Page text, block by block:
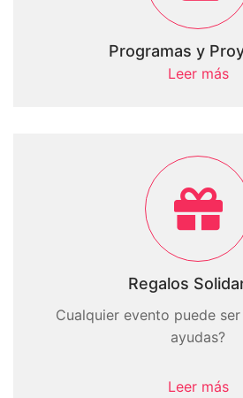
Programas y
Leer más
Regalos
Cualquier evento puede
ayudas?
Leer más